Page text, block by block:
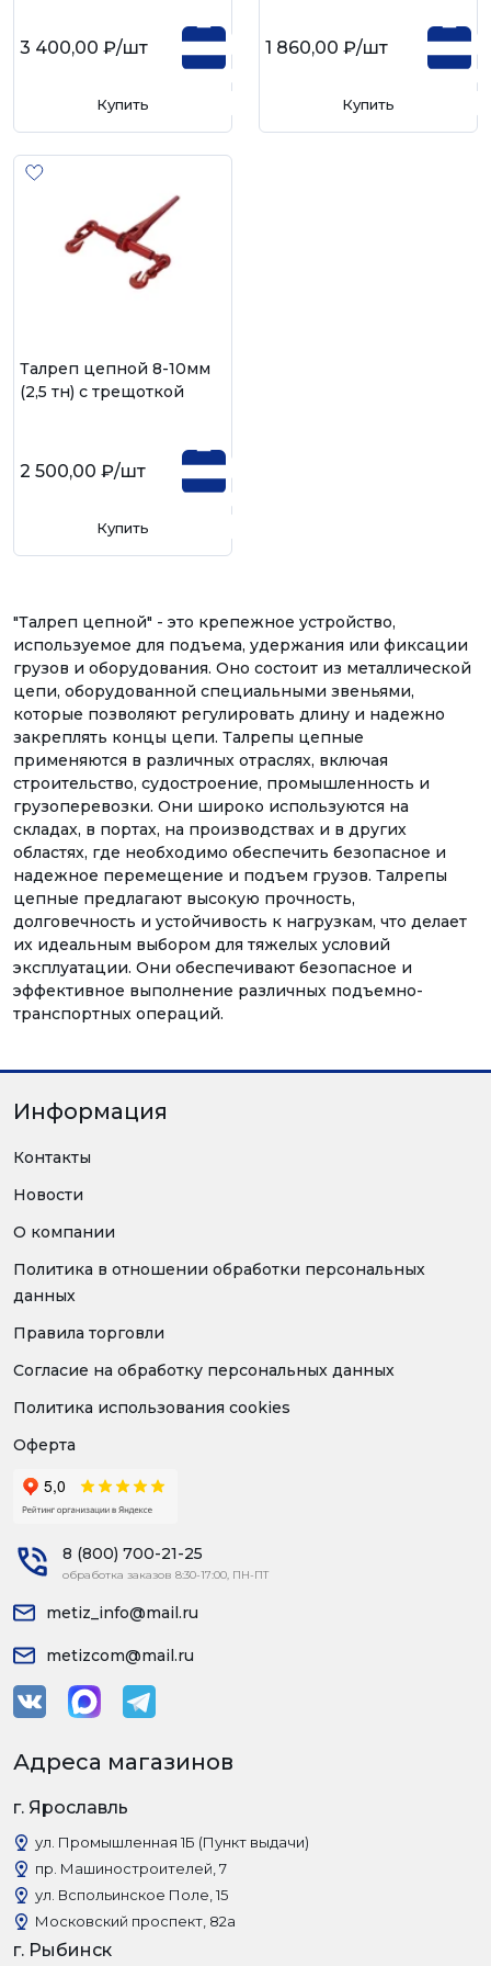
3 400,00 ₽/шт
Купить
1 860,00 ₽/шт
Купить
Талреп цепной 8-10мм
(2,5 тн) с трещоткой
2 500,00 ₽/шт
Купить
"Талреп цепной" - это крепежное устройство,
используемое для подъема, удержания или фиксации
грузов и оборудования. Оно состоит из металлической
цепи, оборудованной специальными звеньями,
которые позволяют регулировать длину и надежно
закреплять концы цепи. Талрепы цепные
применяются в различных отраслях, включая
строительство, судостроение, промышленность и
грузоперевозки. Они широко используются на
складах, в портах, на производствах и в других
областях, где необходимо обеспечить безопасное и
надежное перемещение и подъем грузов. Талрепы
цепные предлагают высокую прочность,
долговечность и устойчивость к нагрузкам, что делает
их идеальным выбором для тяжелых условий
эксплуатации. Они обеспечивают безопасное и
эффективное выполнение различных подъемно-
транспортных операций.
Информация
Контакты
Новости
О компании
Политика в отношении обработки персональных
данных
Правила торговли
Согласие на обработку персональных данных
Политика использования cookies
Оферта
8 (800) 700-21-25
обработка заказов 8:30-17:00, ПН-ПТ
metiz_info@mail.ru
metizcom@mail.ru
Адреса магазинов
г. Ярославль
ул. Промышленная 1Б (Пункт выдачи)
пр. Машиностроителей, 7
ул. Вспольинское Поле, 15
Московский проспект, 82а
г. Рыбинск